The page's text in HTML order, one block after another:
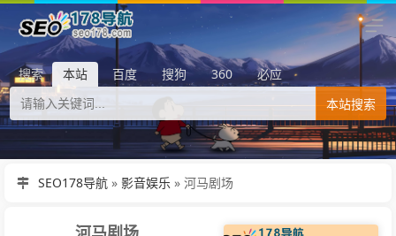
搜索 本站 百度 搜狗 360 必应
本站搜索
SEO178导航 » 影音娱乐 » 河马剧场